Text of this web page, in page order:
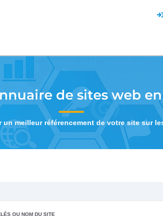
de sites web
un meilleur référencement de votre site sur
OU NOM DU SITE